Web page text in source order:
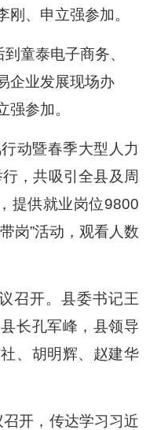
、申立强参加。
童泰电子商务、
企业发展现场办
强参加。
动暨春季大型人力
行，共吸引全县及周
提供就业岗位9800
岗”活动，观看人数
召开。县委书记王
长孔军峰，县领导
、胡明辉、赵建华
开，传达学习习近